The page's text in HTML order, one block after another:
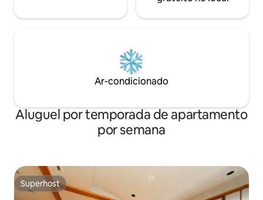
現地での対面手続きは必要ありません。
以下のサービスも承っております。 * 無
キ店がございます。ご希望の場合は事前
にお問い合わせください。 15泊以上ご宿
泊のお客様には、滞在中1回の無料清掃サ
ービスをご提供します。事前予約制で、
【荷物預かり】 チェックイン日およびチ
ェックアウト日は、お部屋のドア付近に
ある指定スペースへ荷物を置いていただ
に管理してください。 【注意事項】 *港
区保健所の安全規定により、転落防止お
よびプライバシー保護のため、室内左側
minutos de trem
minutos de trem
de 2 horas de
Narita. (90 minutos de
Ar-condicionado
Aluguel por temporada de apartamento
por semana
Superhost
Superhost